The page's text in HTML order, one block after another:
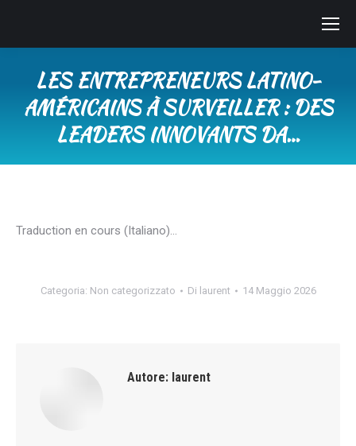
LES ENTREPRENEURS LATINO-
AMÉRICAINS À SURVEILLER : DES
LEADERS INNOVANTS DA…
Traduction en cours (Italiano)…
Categoria: Non categorizzato Di laurent 14 Maggio 2026
Autore: laurent